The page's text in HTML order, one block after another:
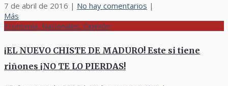
7 de abril de 2016 | No hay comentarios |
Más
Economía, Nacionales, Opinión
¡EL NUEVO CHISTE DE MADURO! Este si tiene
riñones ¡NO TE LO PIERDAS!